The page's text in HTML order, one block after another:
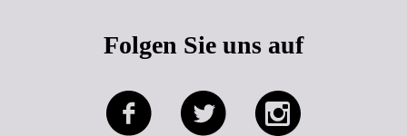
Folgen Sie uns auf